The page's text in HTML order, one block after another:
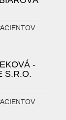
-
S.R.O.